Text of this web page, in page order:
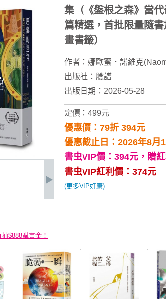
集（《盤根之森》當
篇精選，首批限量隨
畫書籤）
作者： 娜歐蜜．諾維克
出版社： 臉譜
出版日期：2026-05-28
定價：499元
優惠價：79折 394元
優惠截止日：2026年8月
書虫VIP價：394元， 贈
書虫VIP紅利價：374元
(更多VIP好康)
$888購書金！